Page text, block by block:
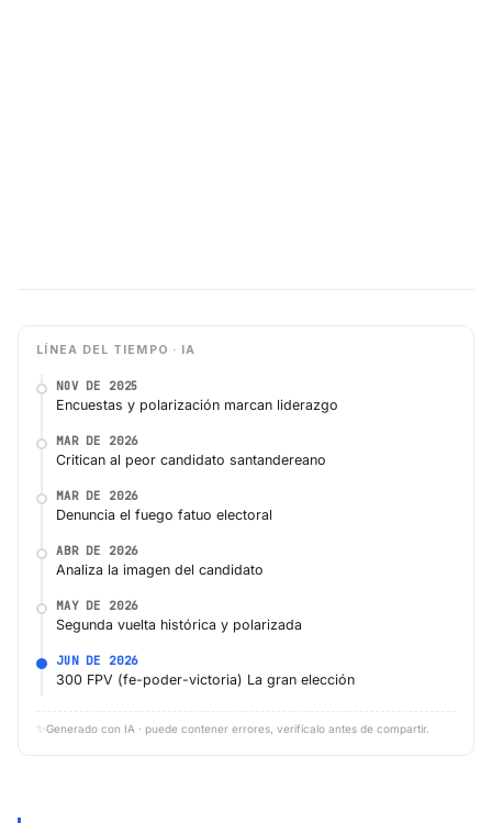
LÍNEA DEL TIEMPO · IA
NOV DE 2025
Encuestas y polarización marcan liderazgo
MAR DE 2026
Critican al peor candidato santandereano
MAR DE 2026
Denuncia el fuego fatuo electoral
ABR DE 2026
Analiza la imagen del candidato
MAY DE 2026
Segunda vuelta histórica y polarizada
JUN DE 2026
300 FPV (fe-poder-victoria) La gran elección
✨ Generado con IA · puede contener errores, verifícalo antes de compartir.